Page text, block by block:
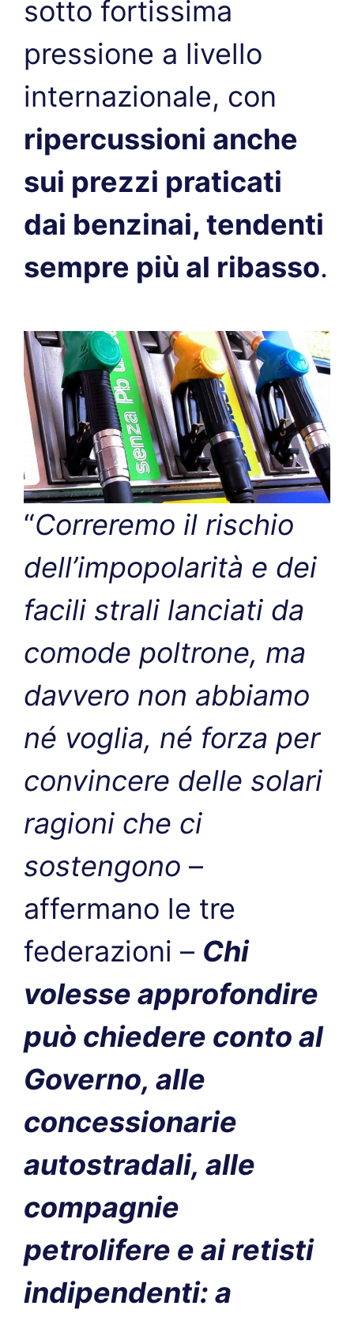
sotto fortissima
pressione a livello
internazionale, con
ripercussioni anche
sui prezzi praticati
dai benzinai, tendenti
sempre più al ribasso.
“Correremo il rischio
dell’impopolarità e dei
facili strali lanciati da
comode poltrone, ma
davvero non abbiamo
né voglia, né forza per
convincere delle solari
ragioni che ci
sostengono –
affermano le tre
federazioni – Chi
volesse approfondire
può chiedere conto al
Governo, alle
concessionarie
autostradali, alle
compagnie
petrolifere e ai retisti
indipendenti: a